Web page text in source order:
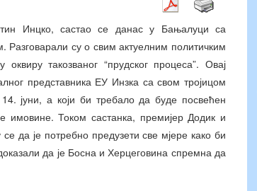
Инцко, састао се данас у Бањалуци са
су о свим актуелним политичким
такозваног “прудског процеса”. Овај
представника ЕУ Инзка са свом тројицом
јуни, а који би требало да буде посвећен
имовине. Током састанка, премијер Додик и
да је потребно предузети све мјере како би
да је Босна и Херцеговина спремна да